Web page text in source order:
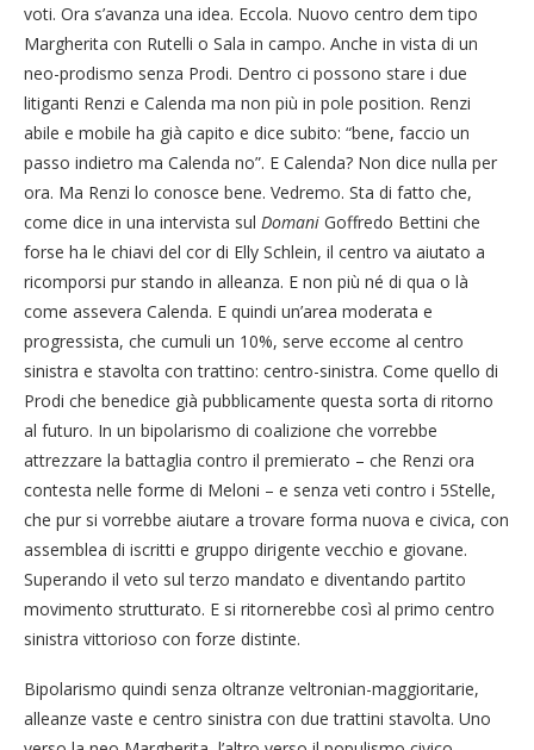
voti. Ora s’avanza una idea. Eccola. Nuovo centro dem tipo
Margherita con Rutelli o Sala in campo. Anche in vista di un
neo-prodismo senza Prodi. Dentro ci possono stare i due
litiganti Renzi e Calenda ma non più in pole position. Renzi
abile e mobile ha già capito e dice subito: “bene, faccio un
passo indietro ma Calenda no”. E Calenda? Non dice nulla per
ora. Ma Renzi lo conosce bene. Vedremo. Sta di fatto che,
come dice in una intervista sul Domani Goffredo Bettini che
forse ha le chiavi del cor di Elly Schlein, il centro va aiutato a
ricomporsi pur stando in alleanza. E non più né di qua o là
come assevera Calenda. E quindi un’area moderata e
progressista, che cumuli un 10%, serve eccome al centro
sinistra e stavolta con trattino: centro-sinistra. Come quello di
Prodi che benedice già pubblicamente questa sorta di ritorno
al futuro. In un bipolarismo di coalizione che vorrebbe
attrezzare la battaglia contro il premierato – che Renzi ora
contesta nelle forme di Meloni – e senza veti contro i 5Stelle,
che pur si vorrebbe aiutare a trovare forma nuova e civica, con
assemblea di iscritti e gruppo dirigente vecchio e giovane.
Superando il veto sul terzo mandato e diventando partito
movimento strutturato. E si ritornerebbe così al primo centro
sinistra vittorioso con forze distinte.
Bipolarismo quindi senza oltranze veltronian-maggioritarie,
alleanze vaste e centro sinistra con due trattini stavolta. Uno